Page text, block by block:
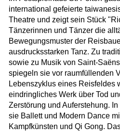
international gefeierte
Theatre und zeigt sein Stück
Tänzerinnen und Tänzer die
Bewegungsmuster der
ausdrucksstarken Tanz. Zu
sowie zu Musik von Saint-
spiegeln sie vor raumfüllenden
Lebenszyklus eines Reisfeldes
eindringliches Werk über Tod
Zerstörung und Auferstehung.
sie Ballett und Modern Dance
Kampfkünsten und Qi Gong.